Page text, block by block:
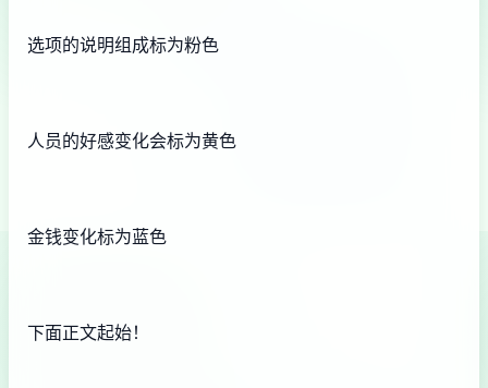
选项的说明组成标为粉色
人员的好感变化会标为黄色
金钱变化标为蓝色
下面正文起始！